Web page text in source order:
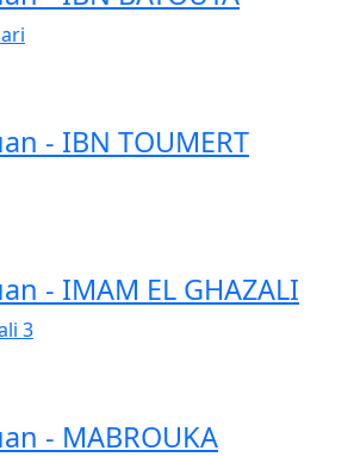
- IBN TOUMERT
- IMAM EL GHAZALI
3
- MABROUKA